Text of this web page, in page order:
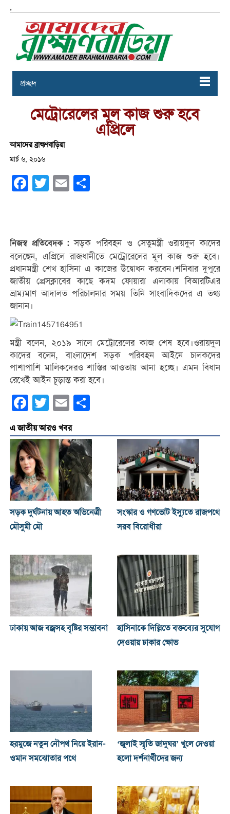
,
প্রচ্ছদ
মেট্রোরেলের মূল কাজ শুরু হবে
এপ্রিলে
আমাদের ব্রাহ্মণবাড়িয়া
মার্চ ৬, ২০১৬
Facebook
Twitter Email
নিজস্ব প্রতিবেদক : সড়ক পরিবহন ও সেতুমন্ত্রী ওরায়দুল কাদের
বলেছেন, এপ্রিলে রাজধানীতে মেট্রোরেলের মূল কাজ শুরু হবে।
প্রধানমন্ত্রী শেখ হাসিনা এ কাজের উদ্বোধন করবেন।শনিবার দুপুরে
জাতীয় প্রেসক্লাবের কাছে কদম ফোয়ারা এলাকায় বিআরটিএর
ভ্রাম্যমাণ আদালত পরিচালনার সময় তিনি সাংবাদিকদের এ তথ্য
জানান।
মন্ত্রী বলেন, ২০১৯ সালে মেট্রোরেলের কাজ শেষ হবে।ওরায়দুল
কাদের বলেন, বাংলাদেশ সড়ক পরিবহন আইনে চালকদের
পাশাপাশি মালিকদেরও শাস্তির আওতায় আনা হচ্ছে। এমন বিধান
রেখেই আইন চূড়ান্ত করা হবে।
Facebook
Twitter Email
এ জাতীয় আরও খবর
সড়ক দুর্ঘটনায় আহত অভিনেত্রী
মৌসুমী মৌ
সংস্কার ও গণভোট ইস্যুতে রাজপথে
সরব বিরোধীরা
ঢাকায় আজ বজ্রসহ বৃষ্টির সম্ভাবনা
হাসিনাকে দিল্লিতে বক্তব্যের সুযোগ
দেওয়ায় ঢাকার ক্ষোভ
হরমুজে নতুন নৌপথ নিয়ে ইরান-
ওমান সমঝোতার পথে
‘জুলাই স্মৃতি জাদুঘর’ খুলে দেওয়া
হলো দর্শনার্থীদের জন্য